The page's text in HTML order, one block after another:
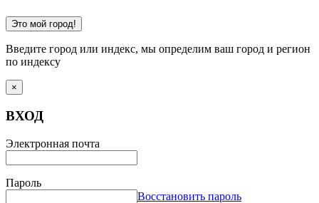
Это мой город!
Введите город или индекс, мы определим ваш город и регион
по индексу
×
ВХОД
Электронная почта
Пароль
Восстановить пароль